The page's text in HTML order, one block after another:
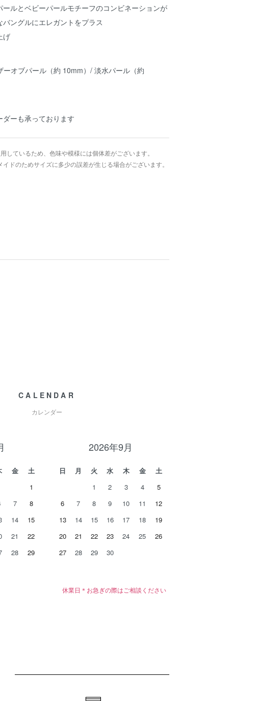
ールとベビーパールモチーフのコンビネーションが
バングルにエレガントをプラス
げ
ーオブパール（約 10mm）/ 淡水パール（約
ダーも承っております
しているため、色味や模様には個体差がございます。
イドのためサイズに多少の誤差が生じる場合がございます。
CALENDAR
カレンダー
金
土
1
7
8
14
15
21
22
28
29
2026年9月
日 月 火 水 木 金
土
1
2 3 4
5
6
7 8 9 10 11
12
13
14 15 16 17 18
19
20
21 22 23 24 25
26
27
28 29 30
休業日＊お急ぎの際はご相談ください